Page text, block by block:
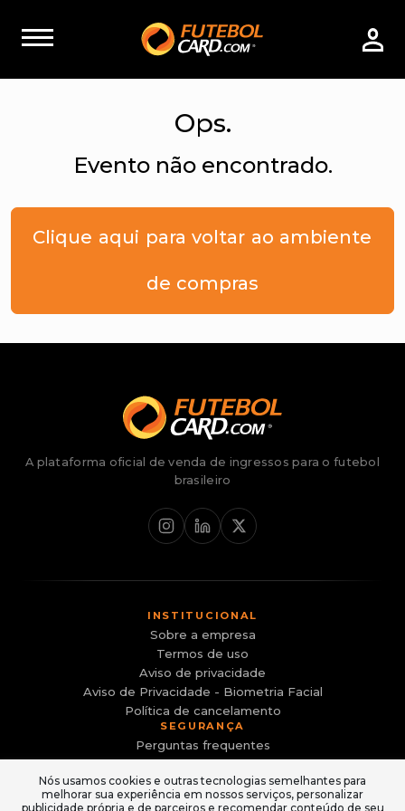
Ops.
Evento não encontrado.
Clique aqui para voltar ao ambiente
de compras
A plataforma oficial de venda de ingressos para o futebol
brasileiro
INSTITUCIONAL
Sobre a empresa
Termos de uso
Aviso de privacidade
Aviso de Privacidade - Biometria Facial
Política de cancelamento
SEGURANÇA
Perguntas frequentes
Canal de Denúncias
Evite sites falsos e golpes
ACESSO
Nós usamos cookies e outras tecnologias semelhantes para
melhorar sua experiência em nossos serviços, personalizar
publicidade própria e de parceiros e recomendar conteúdo de seu